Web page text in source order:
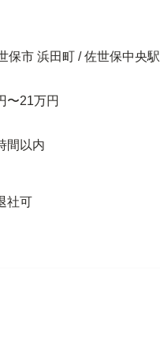
保市 浜田町 / 佐世保中央駅
〜21万円
間以内
社可